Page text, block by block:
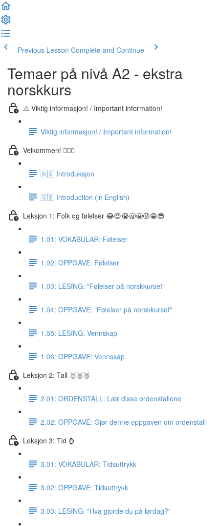
Previous Lesson Complete and Continue
Temaer på nivå A2 - ekstra
norskkurs
⚠️ Viktig informasjon! / Important information!
Viktig informasjon! / Important information!
Velkommen! 🙋🏼‍♂️
🇳🇴 Introduksjon
🇬🇧 Introduction (in English)
Leksjon 1: Folk og følelser 😂😍😭🥱😬😜😁😎
1.01: VOKABULAR: Følelser
1.02: OPPGAVE: Følelser
1.03: LESING: "Følelser på norskkurset"
1.04: OPPGAVE: "Følelser på norskkurset"
1.05: LESING: Vennskap
1.06: OPPGAVE: Vennskap
Leksjon 2: Tall 🥇🥈🥉
2.01: ORDENSTALL: Lær disse ordenstallene
2.02: OPPGAVE: Gjør denne oppgaven om ordenstall
Leksjon 3: Tid ⌚️
3.01: VOKABULAR: Tidsuttrykk
3.02: OPPGAVE: Tidsuttrykk
3.03: LESING: "Hva gjorde du på lørdag?"